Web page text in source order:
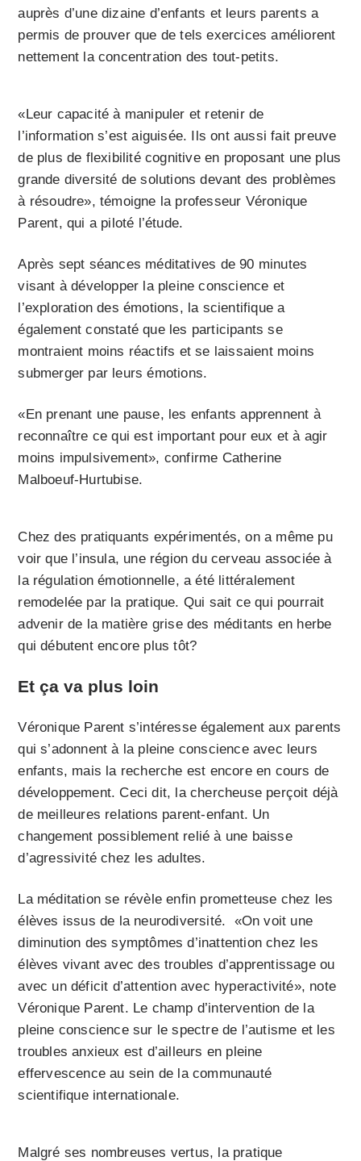
auprès d’une dizaine d’enfants et leurs parents a
permis de prouver que de tels exercices améliorent
nettement la concentration des tout-petits.
«Leur capacité à manipuler et retenir de
l’information s’est aiguisée. Ils ont aussi fait preuve
de plus de flexibilité cognitive en proposant une plus
grande diversité de solutions devant des problèmes
à résoudre», témoigne la professeur Véronique
Parent, qui a piloté l’étude.
Après sept séances méditatives de 90 minutes
visant à développer la pleine conscience et
l’exploration des émotions, la scientifique a
également constaté que les participants se
montraient moins réactifs et se laissaient moins
submerger par leurs émotions.
«En prenant une pause, les enfants apprennent à
reconnaître ce qui est important pour eux et à agir
moins impulsivement», confirme Catherine
Malboeuf-Hurtubise.
Chez des pratiquants expérimentés, on a même pu
voir que l’insula, une région du cerveau associée à
la régulation émotionnelle, a été littéralement
remodelée par la pratique. Qui sait ce qui pourrait
advenir de la matière grise des méditants en herbe
qui débutent encore plus tôt?
Et ça va plus loin
Véronique Parent s’intéresse également aux parents
qui s’adonnent à la pleine conscience avec leurs
enfants, mais la recherche est encore en cours de
développement. Ceci dit, la chercheuse perçoit déjà
de meilleures relations parent-enfant. Un
changement possiblement relié à une baisse
d’agressivité chez les adultes.
La méditation se révèle enfin prometteuse chez les
élèves issus de la neurodiversité. «On voit une
diminution des symptômes d’inattention chez les
élèves vivant avec des troubles d’apprentissage ou
avec un déficit d’attention avec hyperactivité», note
Véronique Parent. Le champ d’intervention de la
pleine conscience sur le spectre de l’autisme et les
troubles anxieux est d’ailleurs en pleine
effervescence au sein de la communauté
scientifique internationale.
Malgré ses nombreuses vertus, la pratique